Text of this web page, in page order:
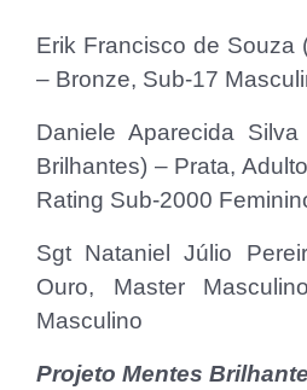
Erik Francisco de Souza
– Bronze, Sub-17
Daniele Aparecida
Brilhantes) – Prata,
Rating Sub-2000
Sgt Nataniel Júlio
Ouro, Master
Masculino
Projeto Mentes